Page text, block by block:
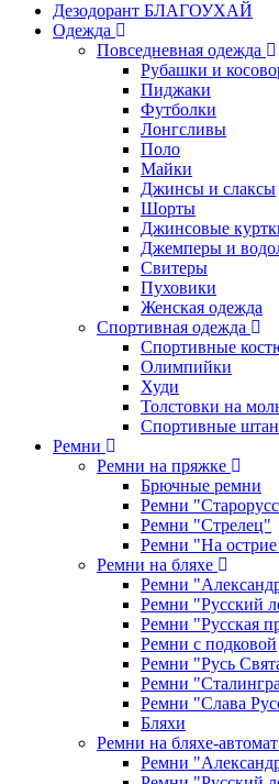
Дезодорант БЛАГОУХАЙ
Одежда
Повседневная одежда
Рубашки и
Пиджаки
Футболки
Лонгсливы
Поло
Майки
Джинсы и слаксы
Шорты
Джинсовые
Джемперы и
Свитеры
Пуховики
Женская одежда
Спортивная одежда
Спортивные
Олимпийки
Худи
Толстовки на
Спортивные
Ремни
Ремни на пряжке
Брючные ремни
Ремни
Ремни "Стрелец"
Ремни "На
Ремни на бляхе
Ремни
Ремни "Русский
Ремни "Русская
Ремни с подковой
Ремни "Русь
Ремни
Ремни "Слава
Бляхи
Ремни на бляхе-автомат
Ремни